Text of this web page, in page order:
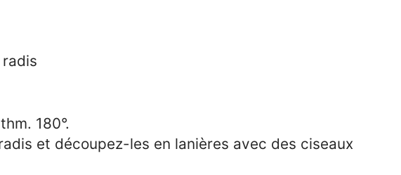
180°.
et découpez-les en lanières avec des ciseaux